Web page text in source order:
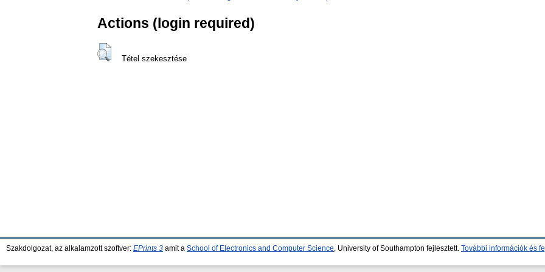
Actions (login required)
Tétel szekesztése
Szakdolgozat, az alkalamzott szoftver: EPrints 3 amit a School of Electronics and Computer Science , University of Southampton fejlesztett. További információk és